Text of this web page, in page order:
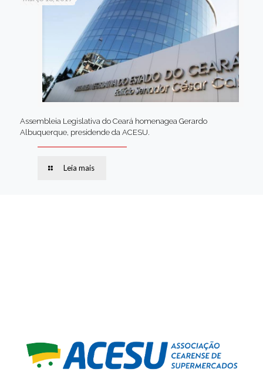
Assembleia Legislativa do Ceará homenagea Gerardo
Albuquerque, presidende da ACESU.
Leia mais